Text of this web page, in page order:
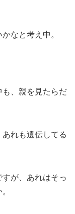
なと考え中。
、親を見たらだ
れも遺伝してる
が、あれはそっ